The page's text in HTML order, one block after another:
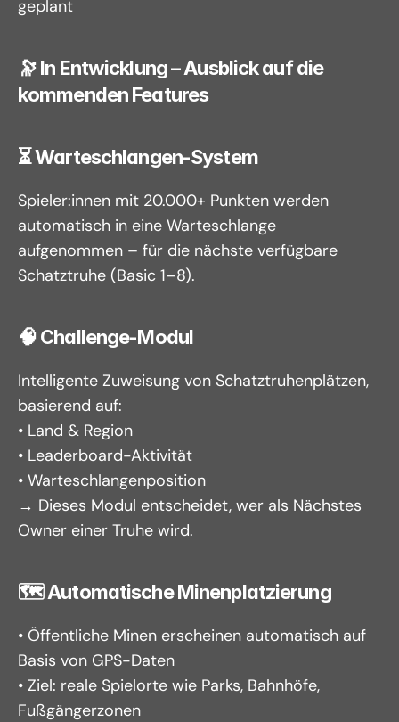
geplant
🔭 In Entwicklung – Ausblick auf die
kommenden Features
⏳ Warteschlangen-System
Spieler:innen mit 20.000+ Punkten werden
automatisch in eine Warteschlange
aufgenommen – für die nächste verfügbare
Schatztruhe (Basic 1–8).
🧠 Challenge-Modul
Intelligente Zuweisung von Schatztruhenplätzen,
basierend auf:
• Land & Region
• Leaderboard-Aktivität
• Warteschlangenposition
→ Dieses Modul entscheidet, wer als Nächstes
Owner einer Truhe wird.
🗺️ Automatische Minenplatzierung
• Öffentliche Minen erscheinen automatisch auf
Basis von GPS-Daten
• Ziel: reale Spielorte wie Parks, Bahnhöfe,
Fußgängerzonen